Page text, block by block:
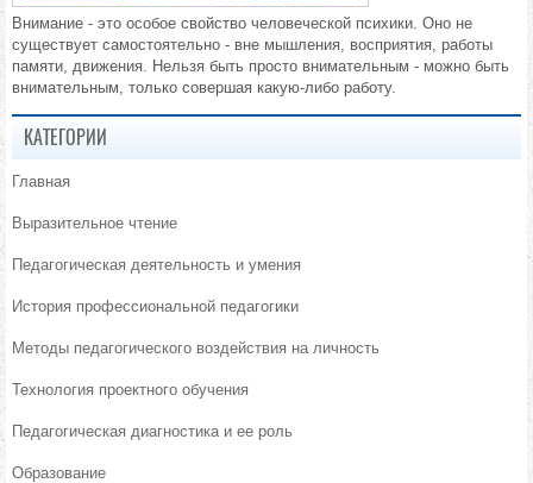
Внимание - это особое свойство человеческой психики. Оно не
существует самостоятельно - вне мышления, восприятия, работы
памяти, движения. Нельзя быть просто внимательным - можно быть
внимательным, только совершая какую-либо работу.
КАТЕГОРИИ
Главная
Выразительное чтение
Педагогическая деятельность и умения
История профессиональной педагогики
Методы педагогического воздействия на личность
Технология проектного обучения
Педагогическая диагностика и ее роль
Образование